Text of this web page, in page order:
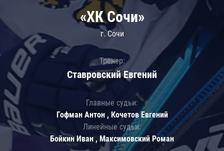
«ХК Сочи»
г. Сочи
Тренер:
Ставровский Евгений
Главные судьи:
Гофман Антон , Кочетов Евгений
Линейные судьи:
Бойкин Иван , Максимовский Роман